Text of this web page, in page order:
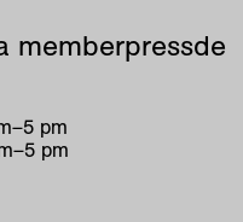
memberpressde
–5 pm
–5 pm